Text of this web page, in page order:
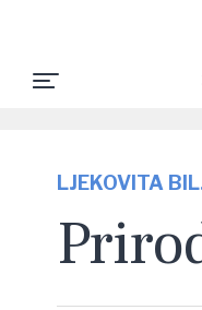
LJEKOVITA